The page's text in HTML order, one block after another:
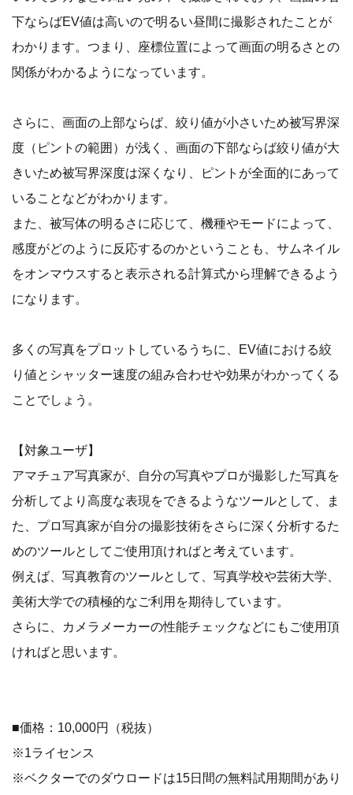
下ならばEV値は高いので明るい昼間に撮影されたことが
わかります。つまり、座標位置によって画面の明るさとの
関係がわかるようになっています。
さらに、画面の上部ならば、絞り値が小さいため被写界深
度（ピントの範囲）が浅く、画面の下部ならば絞り値が大
きいため被写界深度は深くなり、ピントが全面的にあって
いることなどがわかります。
また、被写体の明るさに応じて、機種やモードによって、
感度がどのように反応するのかということも、サムネイル
をオンマウスすると表示される計算式から理解できるよう
になります。
多くの写真をプロットしているうちに、EV値における絞
り値とシャッター速度の組み合わせや効果がわかってくる
ことでしょう。
【対象ユーザ】
アマチュア写真家が、自分の写真やプロが撮影した写真を
分析してより高度な表現をできるようなツールとして、ま
た、プロ写真家が自分の撮影技術をさらに深く分析するた
めのツールとしてご使用頂ければと考えています。
例えば、写真教育のツールとして、写真学校や芸術大学、
美術大学での積極的なご利用を期待しています。
さらに、カメラメーカーの性能チェックなどにもご使用頂
ければと思います。
■価格：10,000円（税抜）
※1ライセンス
※ベクターでのダウロードは15日間の無料試用期間があり